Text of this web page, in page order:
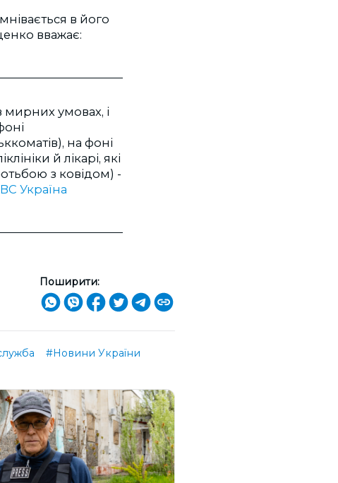
в його
вважає:
мирних умовах, і
на фоні
й лікарі, які
з ковідом) -
Україна
Поширити:
#Новини України